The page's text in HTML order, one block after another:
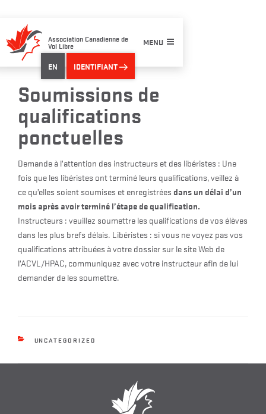
content
Association Canadienne de
Vol Libre MENU
EN IDENTIFIANT
Soumissions de
qualifications
ponctuelles
Demande à l’attention des instructeurs et des libéristes : Une
fois que les libéristes ont terminé leurs qualifications, veillez à
ce qu’elles soient soumises et enregistrées dans un délai d’un
mois après avoir terminé l’étape de qualification.
Instructeurs : veuillez soumettre les qualifications de vos élèves
dans les plus brefs délais. Libéristes : si vous ne voyez pas vos
qualifications attribuées à votre dossier sur le site Web de
l’ACVL/HPAC, communiquez avec votre instructeur afin de lui
demander de les soumettre.
CATEGORIES
UNCATEGORIZED